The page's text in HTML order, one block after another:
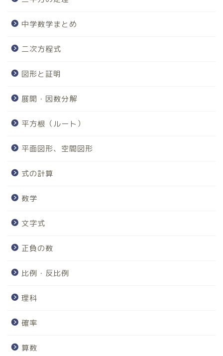
中学数学まとめ
二次方程式
図形と証明
展開・因数分解
平方根（ルート）
平面図形、空間図形
式の計算
数学
文字式
正負の数
比例・反比例
理科
確率
算数